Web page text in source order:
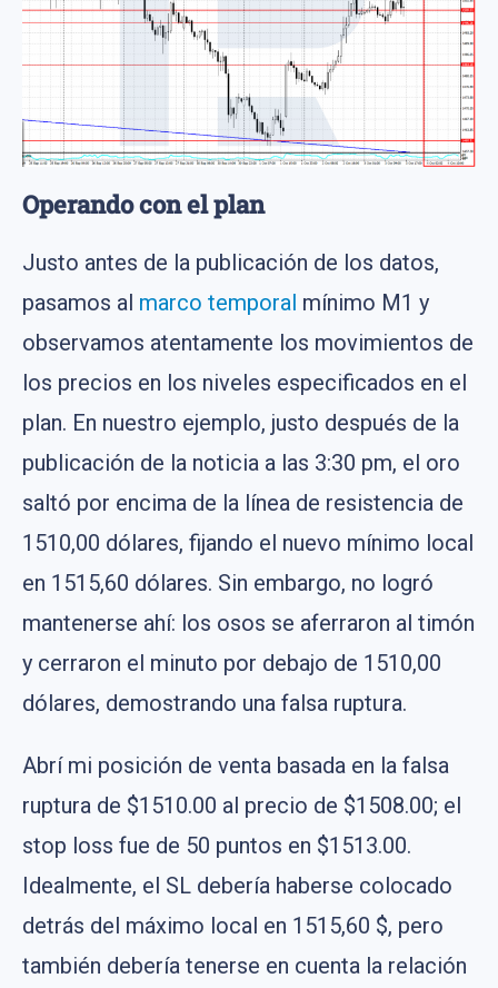
Operando con el plan
Justo antes de la publicación de los datos,
pasamos al marco temporal mínimo M1 y
observamos atentamente los movimientos de
los precios en los niveles especificados en el
plan. En nuestro ejemplo, justo después de la
publicación de la noticia a las 3:30 pm, el oro
saltó por encima de la línea de resistencia de
1510,00 dólares, fijando el nuevo mínimo local
en 1515,60 dólares. Sin embargo, no logró
mantenerse ahí: los osos se aferraron al timón
y cerraron el minuto por debajo de 1510,00
dólares, demostrando una falsa ruptura.
Abrí mi posición de venta basada en la falsa
ruptura de $1510.00 al precio de $1508.00; el
stop loss fue de 50 puntos en $1513.00.
Idealmente, el SL debería haberse colocado
detrás del máximo local en 1515,60 $, pero
también debería tenerse en cuenta la relación